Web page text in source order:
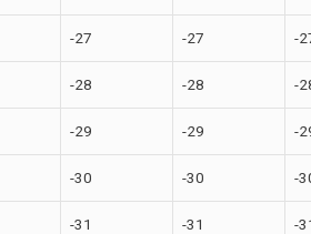
-27 -27 -
-28 -28 -
-29 -29 -
-30 -30 -
-31 -31 -